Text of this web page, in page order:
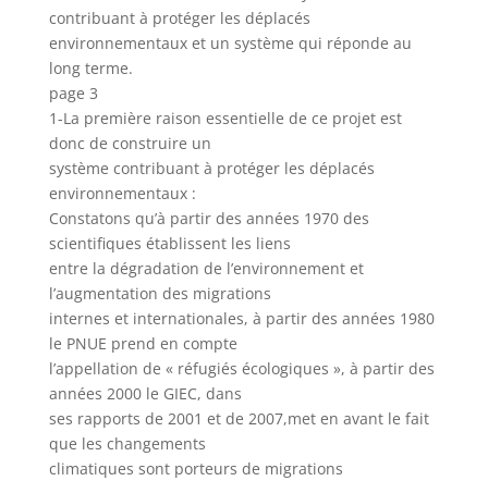
contribuant à protéger les déplacés
environnementaux et un système qui réponde au
long terme.
page 3
1-La première raison essentielle de ce projet est
donc de construire un
système contribuant à protéger les déplacés
environnementaux :
Constatons qu’à partir des années 1970 des
scientifiques établissent les liens
entre la dégradation de l’environnement et
l’augmentation des migrations
internes et internationales, à partir des années 1980
le PNUE prend en compte
l’appellation de « réfugiés écologiques », à partir des
années 2000 le GIEC, dans
ses rapports de 2001 et de 2007,met en avant le fait
que les changements
climatiques sont porteurs de migrations